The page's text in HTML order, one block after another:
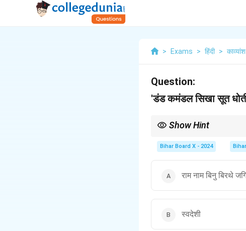
> Exams > हिंदी >
Question:
'डंड कमंडल सिखा सूत
Show Hint
Bihar Board X - 2024
राम नाम बिनु बिरथे
स्वदेशी